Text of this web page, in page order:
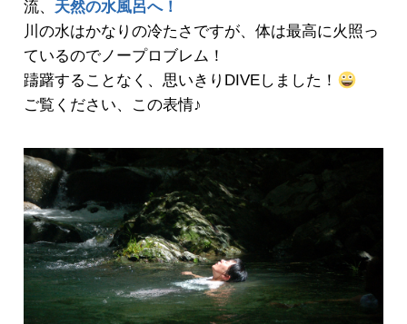
流、 天然の水風呂へ！
川の水はかなりの冷たさですが、体は最高に火照っ
ているのでノープロブレム！
躊躇することなく、思いきりDIVEしました！
ご覧ください、この表情♪